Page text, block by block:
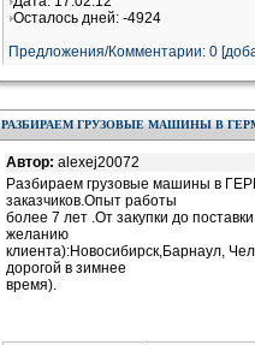
Осталось дней: -4924
Предложения/Комментарии: 0
РАЗБИРАЕМ ГРУЗОВЫЕ МАШИНЫ В
Автор: alexej20072
Разбираем грузовые машины в
заказчиков.Опыт работы
более 7 лет .От закупки до
желанию
клиента):Новосибирск,Барнаул,
дорогой в зимнее
время).